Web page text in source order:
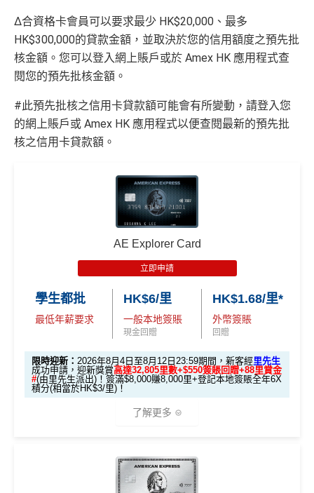
Δ合資格卡會員可以要求最少 HK$20,000、最多
HK$300,000的貸款金額，並取決於您的信用額度之預先批
核金額。您可以登入網上賬戶或於 Amex HK 應用程式查
閱您的預先批核金額。
#此預先批核之信用卡貸款額可能會有所變動，請登入您
的網上賬戶或 Amex HK 應用程式以便查閱最新的預先批
核之信用卡貸款額。
AE Explorer Card
立即申請
學生都批
最低年薪要求
HK$6/里
一般本地簽賬
現金回贈
HK$1.68/里*
外幣簽賬
回贈
限時迎新： 2026年8月4日至8月12日23:59期間，新客經里先生
成功申請，迎新獎賞高達32,805里數+$550簽賬回贈+88里賞金
#(由里先生派出)！簽滿$8,000賺8,000里+登記本地簽賬全年6X
積分(相當於HK$3/里)！
了解更多